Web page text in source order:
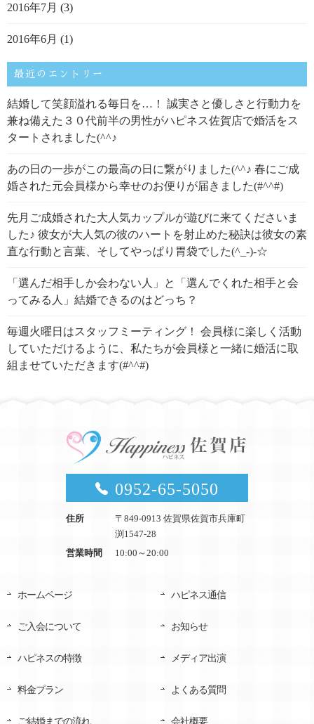
2016年7月 (3)
2016年6月 (1)
最近のエントリー
結婚して笑顔溢れる毎日を…！ 誠実さと優しさと行動力を
兼ね備えた３０代前半の男性がハピネス佐賀店で婚活をス
タートされました(^^♪
あの日の一歩がこの最高の日に繋がりました(^^♪ 春にご成
婚された元会員様から幸せのお便りが届きました(#^^#)
先月ご成婚された大人気カップルが遊びに来てくださいま
した♪ 彼女が大人気の彼のハートを射止めた秘訣は彼女の素
直な行動と言葉、そしてやっぱり胃袋でした(^_-)-☆
「選んだ相手しか会わない人」と「選んでくれた相手と会
ってみる人」結婚できるのはどっち？
毎週火曜日はスタッフミーティング！ 会員様に楽しく活動
していただけるように、私たちが会員様と一緒に婚活に取
組ませていただきます(#^^#)
0952-65-5050
住所
〒849-0913 佐賀県佐賀市兵庫町
渕1547-28
営業時間
10:00～20:00
ホームページ
ご入会について
ハピネスの特徴
料金プラン
ご結婚までの流れ
ハピネス通信
お知らせ
メディア出演
よくある質問
会社概要